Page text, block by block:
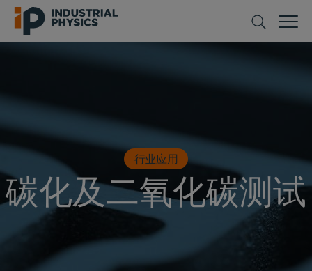
行业应用
碳化及二氧化碳测试